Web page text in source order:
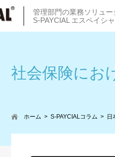
管理部門の業務ソリュー
S-PAYCIAL エスペイシ
社会保険にお
ホーム S-PAYCIALコラム 日